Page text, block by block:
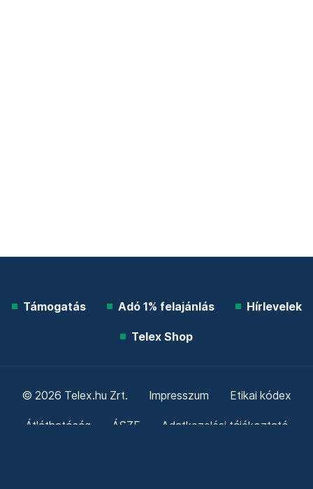
Támogatás Adó 1% felajánlás Hírlevelek
Telex Shop
© 2026 Telex.hu Zrt. Impresszum Etikai kódex
Átláthatóság ÁSZF Adatkezelési tájékoztató